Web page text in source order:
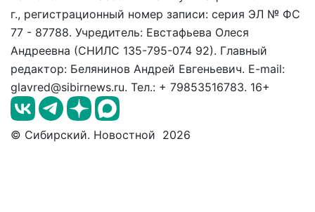
г., регистрационный номер записи: серия ЭЛ № ФС
77 - 87788. Учредитель: Евстафьева Олеся
Андреевна (СНИЛС 135-795-074 92). Главный
редактор: Белянинов Андрей Евгеньевич. E-mail:
glavred@sibirnews.ru. Тел.: + 79853516783. 16+
© Сибирский. Новостной 2026